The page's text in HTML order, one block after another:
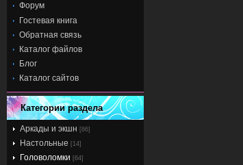
Форум
Гостевая книга
Обратная связь
Каталог файлов
Блог
Каталог сайтов
Категории раздела
Аркады и экшн [86]
Настольные [14]
Головоломки [64]